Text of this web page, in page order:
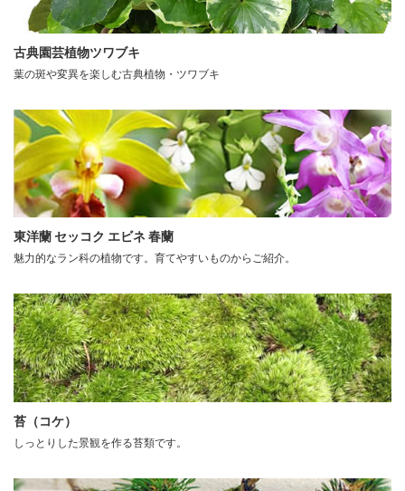
古典園芸植物ツワブキ
葉の斑や変異を楽しむ古典植物・ツワブキ
東洋蘭 セッコク エビネ 春蘭
魅力的なラン科の植物です。育てやすいものからご紹介。
苔（コケ）
しっとりした景観を作る苔類です。